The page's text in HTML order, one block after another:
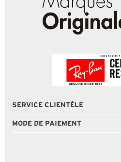
SERVICE CLIENTÈLE
MODE DE PAIEMENT